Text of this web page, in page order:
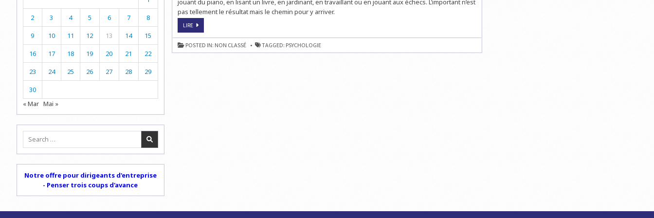
jouant du piano, en lisant un livre, en jardinant, en travaillant ou en jouant aux échecs. L’important n’est
pas tellement le résultat mais le chemin pour y arriver.
LIREJOUER
ÉCHECS
NOUS
REND
HEUREUX
POSTED IN: NON CLASSÉ TAGGED: PSYCHOLOGIE
2 3 4 5 6 7 8
9 10 11 12 13 14 15
16 17 18 19 20 21 22
23 24 25 26 27 28 29
30
« Mar Mai »
Search
Notre offre pour dirigeants d'entreprise
- Penser trois coups d'avance